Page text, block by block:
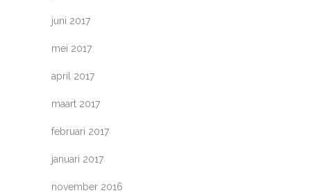
juni 2017
mei 2017
april 2017
maart 2017
februari 2017
januari 2017
november 2016